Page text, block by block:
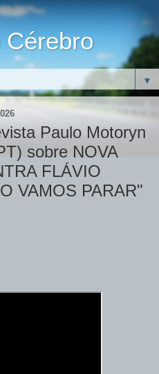
Cérebro
▼
Paulo Motoryn
sobre NOVA
FLÁVIO
VAMOS PARAR"